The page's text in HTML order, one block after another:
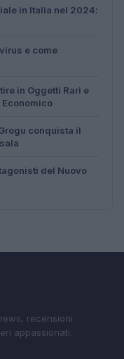
in Italia nel 2024:
e come
in Oggetti Rari e
conquista il
del Nuovo
recensioni
appassionati.